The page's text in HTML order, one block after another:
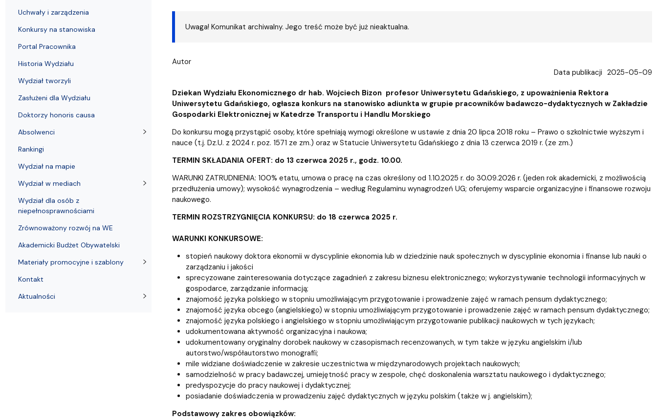
Uwaga! Komunikat archiwalny. Jego treść może być już nieaktualna.
Autor
Data publikacji 2025-05-09
Dziekan Wydziału Ekonomicznego dr hab. Wojciech Bizon profesor Uniwersytetu Gdańskiego, z upoważnienia Rektora
Uniwersytetu Gdańskiego, ogłasza konkurs na stanowisko adiunkta w grupie pracowników badawczo-dydaktycznych w Zakładzie
Gospodarki Elektronicznej w Katedrze Transportu i Handlu Morskiego
Do konkursu mogą przystąpić osoby, które spełniają wymogi określone w ustawie z dnia 20 lipca 2018 roku – Prawo o szkolnictwie wyższym i
nauce (t.j. Dz.U. z 2024 r. poz. 1571 ze zm.) oraz w Statucie Uniwersytetu Gdańskiego z dnia 13 czerwca 2019 r. (ze zm.)
TERMIN SKŁADANIA OFERT: do 13 czerwca 2025 r., godz. 10.00.
WARUNKI ZATRUDNIENIA: 100% etatu, umowa o pracę na czas określony od 1.10.2025 r. do 30.09.2026 r. (jeden rok akademicki, z możliwością
przedłużenia umowy); wysokość wynagrodzenia – według Regulaminu wynagrodzeń UG; oferujemy wsparcie organizacyjne i finansowe rozwoju
naukowego.
TERMIN ROZSTRZYGNIĘCIA KONKURSU: do 18 czerwca 2025 r.
WARUNKI KONKURSOWE:
stopień naukowy doktora ekonomii w dyscyplinie ekonomia lub w dziedzinie nauk społecznych w dyscyplinie ekonomia i finanse lub nauki o
zarządzaniu i jakości
sprecyzowane zainteresowania dotyczące zagadnień z zakresu biznesu elektronicznego; wykorzystywanie technologii informacyjnych w
gospodarce, zarządzanie informacją;
znajomość języka polskiego w stopniu umożliwiającym przygotowanie i prowadzenie zajęć w ramach pensum dydaktycznego;
znajomość języka obcego (angielskiego) w stopniu umożliwiającym przygotowanie i prowadzenie zajęć w ramach pensum dydaktycznego;
znajomość języka polskiego i angielskiego w stopniu umożliwiającym przygotowanie publikacji naukowych w tych językach;
udokumentowana aktywność organizacyjna i naukowa;
udokumentowany oryginalny dorobek naukowy w czasopismach recenzowanych, w tym także w języku angielskim i/lub
autorstwo/współautorstwo monografii;
mile widziane doświadczenie w zakresie uczestnictwa w międzynarodowych projektach naukowych;
samodzielność w pracy badawczej, umiejętność pracy w zespole, chęć doskonalenia warsztatu naukowego i dydaktycznego;
predyspozycje do pracy naukowej i dydaktycznej;
posiadanie doświadczenia w prowadzeniu zajęć dydaktycznych w języku polskim (także w j. angielskim);
Podstawowy zakres obowiązków:
Uchwały i zarządzenia
Konkursy na stanowiska
Portal Pracownika
Historia Wydziału
Wydział tworzyli
Zasłużeni dla Wydziału
Doktorzy honoris causa
Absolwenci
Rankingi
Wydział na mapie
Wydział w mediach
Wydział dla osób z
niepełnosprawnościami
Zrównoważony rozwój na WE
Akademicki Budżet Obywatelski
Materiały promocyjne i szablony
Kontakt
Aktualności